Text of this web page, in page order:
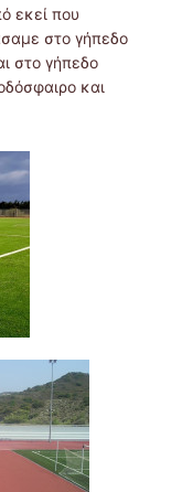
εκεί που
στο γήπεδο
στο γήπεδο
και